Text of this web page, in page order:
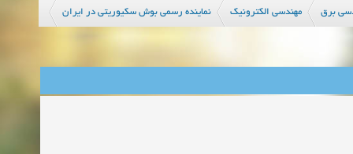
برق مهندسی الکترونیک نماینده رسمی بوش سکیوریتی در ایران